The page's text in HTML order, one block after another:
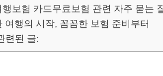
보험 카드무료보험 관련 자주 묻는
여행의 시작, 꼼꼼한 보험 준비부터
련된 글: